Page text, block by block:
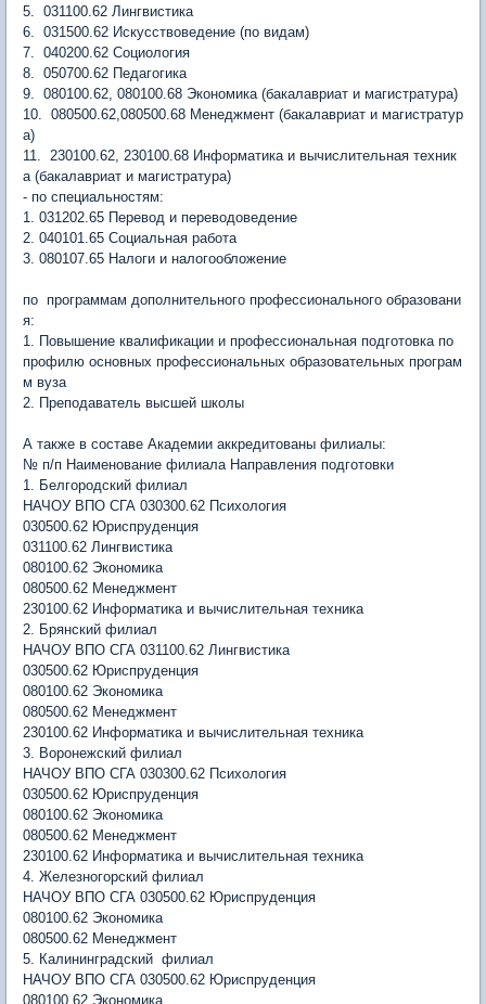
5. 031100.62 Лингвистика
6. 031500.62 Искусствоведение (по видам)
7. 040200.62 Социология
8. 050700.62 Педагогика
9. 080100.62, 080100.68 Экономика (бакалавриат и магистратура)
10. 080500.62,080500.68 Менеджмент (бакалавриат и магистратур
а)
11. 230100.62, 230100.68 Информатика и вычислительная техник
а (бакалавриат и магистратура)
- по специальностям:
1. 031202.65 Перевод и переводоведение
2. 040101.65 Социальная работа
3. 080107.65 Налоги и налогообложение
по программам дополнительного профессионального образовани
я:
1. Повышение квалификации и профессиональная подготовка по
профилю основных профессиональных образовательных програм
м вуза
2. Преподаватель высшей школы
А также в составе Академии аккредитованы филиалы:
№ п/п Наименование филиала Направления подготовки
1. Белгородский филиал
НАЧОУ ВПО СГА 030300.62 Психология
030500.62 Юриспруденция
031100.62 Лингвистика
080100.62 Экономика
080500.62 Менеджмент
230100.62 Информатика и вычислительная техника
2. Брянский филиал
НАЧОУ ВПО СГА 031100.62 Лингвистика
030500.62 Юриспруденция
080100.62 Экономика
080500.62 Менеджмент
230100.62 Информатика и вычислительная техника
3. Воронежский филиал
НАЧОУ ВПО СГА 030300.62 Психология
030500.62 Юриспруденция
080100.62 Экономика
080500.62 Менеджмент
230100.62 Информатика и вычислительная техника
4. Железногорский филиал
НАЧОУ ВПО СГА 030500.62 Юриспруденция
080100.62 Экономика
080500.62 Менеджмент
5. Калининградский филиал
НАЧОУ ВПО СГА 030500.62 Юриспруденция
080100.62 Экономика